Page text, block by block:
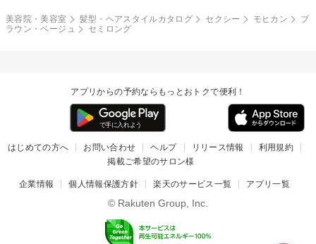
美容院・美容室 髪型・ヘアスタイルカタログ セクシー モヒカン
ブ
ラウン・ベージュ
セミロング
アプリからの予約ならもっとおトクで便利！
はじめての方へ お問い合わせ ヘルプ リリース情報
利用規約
掲載ご希望のサロン様
企業情報 個人情報保護方針 楽天のサービス一覧 アプリ一覧
© Rakuten Group, Inc.